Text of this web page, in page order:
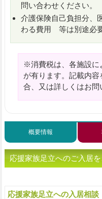
問い合わせください。
介護保険自己負担分、
わる費用 等は別途必
※消費税は、各施設に
が有ります。記載内
合、又は詳しくはお問
概要情報
応援家族足立へのご入居
応援家族足立への入居相談